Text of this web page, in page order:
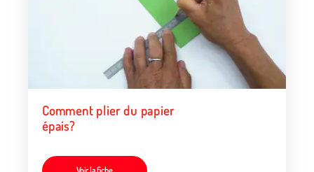
Comment plier du papier
épais?